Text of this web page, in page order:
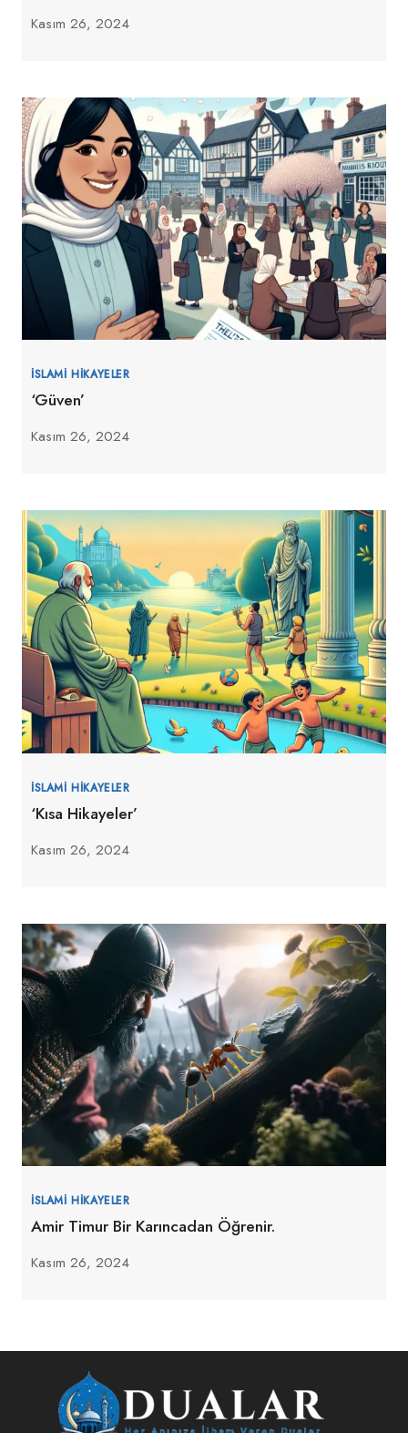
Kasım 26, 2024
İSLAMI HIKAYELER
‘Güven’
Kasım 26, 2024
İSLAMI HIKAYELER
‘Kısa Hikayeler’
Kasım 26, 2024
İSLAMI HIKAYELER
Amir Timur Bir Karıncadan Öğrenir.
Kasım 26, 2024